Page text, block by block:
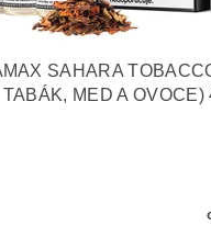
SAHARA
MED A OVOCE)